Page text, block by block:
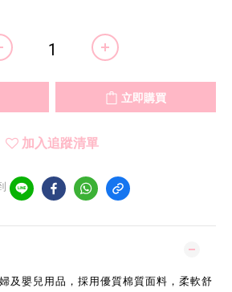
立即購買
加入追蹤清單
及嬰兒用品，採用優質棉質面料，柔軟舒